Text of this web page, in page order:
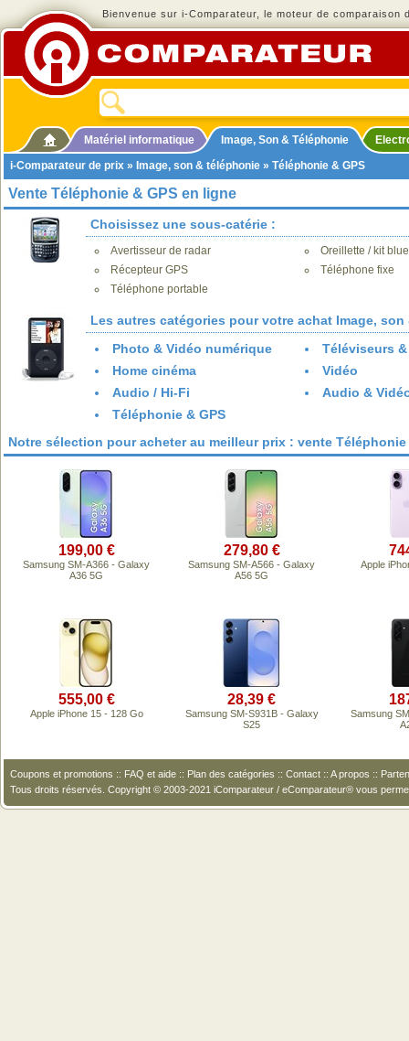
Bienvenue sur i-Comparateur, le moteur de comparaison
Matériel informatique Image, Son & Téléphonie
i-Comparateur de prix » Image, son & téléphonie » Téléphonie & GPS
Vente Téléphonie & GPS en ligne
Choisissez une sous-catérie :
Avertisseur de radar
Oreillette / kit
Récepteur GPS
Téléphone fixe
Téléphone portable
Les autres catégories pour votre achat Image,
Photo & Vidéo numérique
Téléviseurs
Home cinéma
Vidéo
Audio / Hi-Fi
Audio &
Téléphonie & GPS
Notre sélection pour acheter au meilleur prix : vente Téléphonie
199,00 €
Samsung SM-A366 - Galaxy
A36 5G
279,80 €
Samsung SM-A566 - Galaxy
A56 5G
Apple
555,00 €
Apple iPhone 15 - 128 Go
28,39 €
Samsung SM-S931B - Galaxy
S25
Samsung
Coupons et promotions :: FAQ et aide :: Plan des catégories :: Contact :: A propos ::
Tous droits réservés. Copyright © 2003-2021 iComparateur / eComparateur® vous